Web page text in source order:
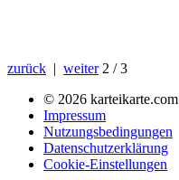
zurück | weiter 2 / 3
© 2026 karteikarte.com
Impressum
Nutzungsbedingungen
Datenschutzerklärung
Cookie-Einstellungen